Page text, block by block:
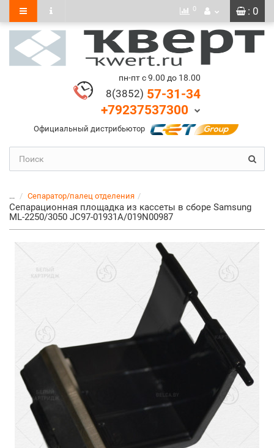
: 0
0
пн-пт с 9.00 до 18.00
8(3852) 57-31-34
+79237537300
Официальный дистрибьютор
... Сепаратор/палец отделения
Cепарационная площадка из кассеты в сборе Samsung
ML-2250/3050 JC97-01931A/019N00987